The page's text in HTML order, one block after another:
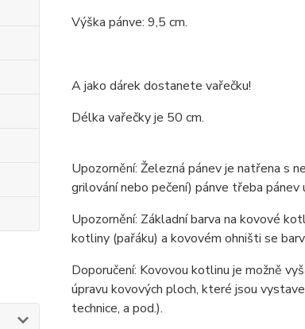
Výška pánve: 9,5 cm.
A jako dárek dostanete vařečku!
Délka vařečky je 50 cm.
Upozornění: Železná pánev je natřena s
grilování nebo pečení) pánve třeba
Upozornění: Základní barva na kovové
kotliny (pařáku) a kovovém ohništi se
Doporučení: Kovovou kotlinu je možně
úpravu kovových ploch, které jsou
technice, a pod.).